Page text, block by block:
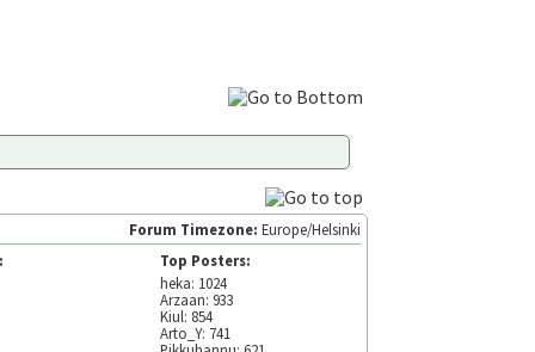
Forum Timezone: Europe/Helsinki
Top Posters:
heka: 1024
Arzaan: 933
Kiul: 854
Arto_Y: 741